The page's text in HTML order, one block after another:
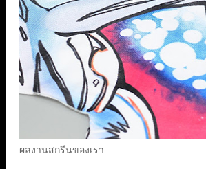
ผลงานสกรีนของเรา